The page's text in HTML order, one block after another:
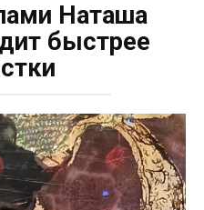
Наташа
быстрее